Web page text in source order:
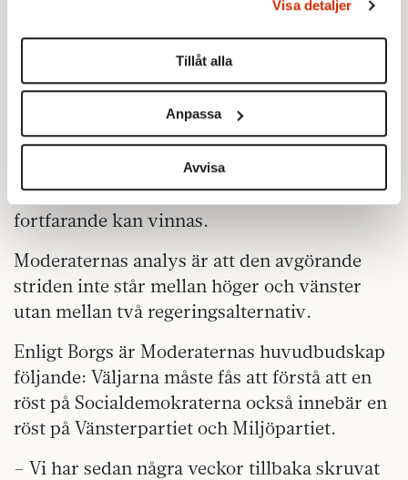
Du kan ändra eller dra tillbaka ditt samtycke när som
helst från cookie-förklaringen.
Vi använder enhetsidentifierare för att anpassa innehållet
för sociala medier och analysera vår trafik. Vi
vidarebefordrar även sådana identifierare och annan
information från din enhet till de sociala medier och
annons- och analysföretag som vi samarbetar med.
Dessa kan i sin tur kombinera informationen med annan
information som du har tillhandahållit eller som de har
samlat in när du har använt deras tjänster.
Om du vill läsa mer om hur vi hanterar personuppgifter
kan du göra det här
Visa detaljer
Tillåt alla
Anpassa
Avvisa
Det är ett mantra som återkommer flera
gånger under samtalet. Opinionsmätningar
beskriver nuläget – inte valresultatet. Borgs
pekar på att mellan en fjärdedel och hälften
av väljarna fortfarande är osäkra på hur de
ska rösta. Det, menar han, innebär att valet
fortfarande kan vinnas.
Moderaternas analys är att den avgörande
striden inte står mellan höger och vänster
utan mellan två regeringsalternativ.
Enligt Borgs är Moderaternas huvudbudskap
följande: Väljarna måste fås att förstå att en
röst på Socialdemokraterna också innebär en
röst på Vänsterpartiet och Miljöpartiet.
– Vi har sedan några veckor tillbaka skruvat